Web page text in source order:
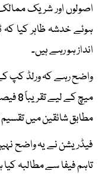
اصولوں اور شریک
ہوئے خدشہ ظاہر کیا کہ
انداز ہو رہے ہیں۔
واضح رہے کہ ورلڈ کپ
میچ
مطابق شائقین میں
فیڈریشن نے یہ واضح
تاہم فیفا سے مطالبہ